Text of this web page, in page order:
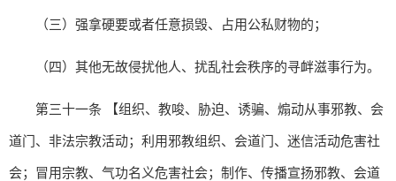
（三）强拿硬要或者任意损毁、占用公私财物的；
（四）其他无故侵扰他人、扰乱社会秩序的寻衅滋事行为。
第三十一条 【组织、教唆、胁迫、诱骗、煽动从事邪教、会
道门、非法宗教活动；利用邪教组织、会道门、迷信活动危害社
会；冒用宗教、气功名义危害社会；制作、传播宣扬邪教、会道